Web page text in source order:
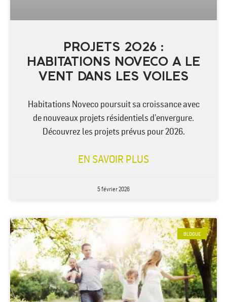
PROJETS 2026 :
HABITATIONS NOVECO A LE
VENT DANS LES VOILES
Habitations Noveco poursuit sa croissance avec
de nouveaux projets résidentiels d’envergure.
Découvrez les projets prévus pour 2026.
EN SAVOIR PLUS
5 février 2026
BLOGUE